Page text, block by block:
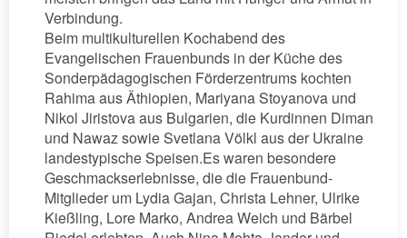
Verbindung.
Beim multikulturellen Kochabend des
Evangelischen Frauenbunds in der Küche des
Sonderpädagogischen Förderzentrums kochten
Rahima aus Äthiopien, Mariyana Stoyanova und
Nikol Jiristova aus Bulgarien, die Kurdinnen Diman
und Nawaz sowie Svetlana Völkl aus der Ukraine
landestypische Speisen.Es waren besondere
Geschmackserlebnisse, die die Frauenbund-
Mitglieder um Lydia Gajan, Christa Lehner, Ulrike
Kießling, Lore Marko, Andrea Weich und Bärbel